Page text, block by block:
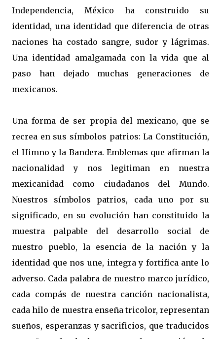
Independencia, México ha construido su
identidad, una identidad que diferencia de otras
naciones ha costado sangre, sudor y lágrimas.
Una identidad amalgamada con la vida que al
paso han dejado muchas generaciones de
mexicanos.
Una forma de ser propia del mexicano, que se
recrea en sus símbolos patrios: La Constitución,
el Himno y la Bandera. Emblemas que afirman la
nacionalidad y nos legitiman en nuestra
mexicanidad como ciudadanos del Mundo.
Nuestros símbolos patrios, cada uno por su
significado, en su evolución han constituido la
muestra palpable del desarrollo social de
nuestro pueblo, la esencia de la nación y la
identidad que nos une, integra y fortifica ante lo
adverso. Cada palabra de nuestro marco jurídico,
cada compás de nuestra canción nacionalista,
cada hilo de nuestra enseña tricolor, representan
sueños, esperanzas y sacrificios, que traducidos